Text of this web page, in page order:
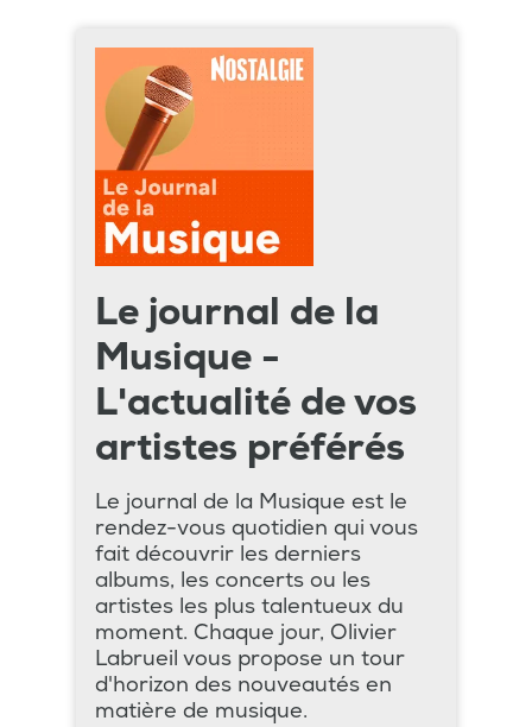
Le journal de la
Musique -
L'actualité de vos
artistes préférés
Le journal de la Musique est le
rendez-vous quotidien qui vous
fait découvrir les derniers
albums, les concerts ou les
artistes les plus talentueux du
moment. Chaque jour, Olivier
Labrueil vous propose un tour
d'horizon des nouveautés en
matière de musique.